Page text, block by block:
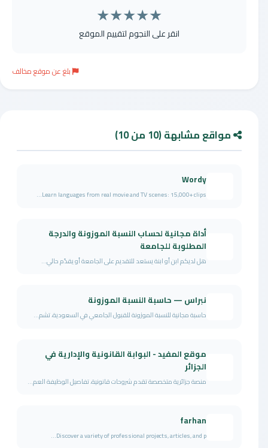
★
★
★
★
★
انقر على النجوم لتقييم الموقع
بلغ عن موقع مخالف
مواقع مشابهة (10 من 10)
Wordy
Learn languages from real movie and TV scenes: 15,000+ clips...
أداة مجانية لحساب النسبة الموزونة والدرجة
المطلوبة للجامعة
هل لديكم ابن أو ابنة يستعد للتقديم على الجامعة أو يقدّم حالي...
نبراس — حاسبة النسبة الموزونة
حاسبة مجانية للنسبة الموزونة للقبول الجامعي في السعودية، تشم...
موقع المفيد - البوابة القانونية والإدارية في
الجزائر
منصة جزائرية متخصصة تقدم شروحات قانونية، تفاصيل الوظيفة العم...
farhan
Discover a variety of professional projects, articles, and p...